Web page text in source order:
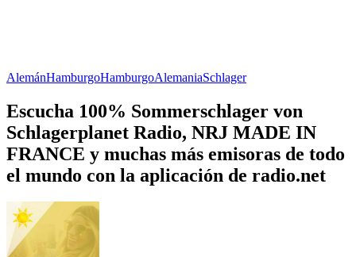
AlemánHamburgoHamburgoAlemaniaSchlager
Escucha 100% Sommerschlager von
Schlagerplanet Radio, NRJ MADE IN
FRANCE y muchas más emisoras de todo
el mundo con la aplicación de radio.net